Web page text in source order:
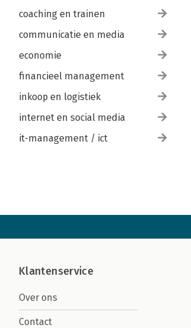
coaching en trainen
communicatie en media
economie
financieel management
inkoop en logistiek
internet en social media
it-management / ict
Klantenservice
Over ons
Contact